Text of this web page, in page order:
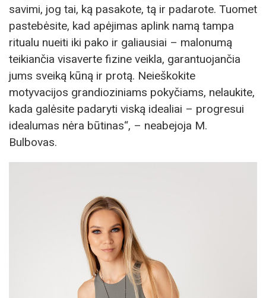
savimi, jog tai, ką pasakote, tą ir padarote. Tuomet
pastebėsite, kad apėjimas aplink namą tampa
ritualu nueiti iki pako ir galiausiai – malonumą
teikiančia visaverte fizine veikla, garantuojančia
jums sveiką kūną ir protą. Neieškokite
motyvacijos grandioziniams pokyčiams, nelaukite,
kada galėsite padaryti viską idealiai – progresui
idealumas nėra būtinas“, – neabejoja M.
Bulbovas.